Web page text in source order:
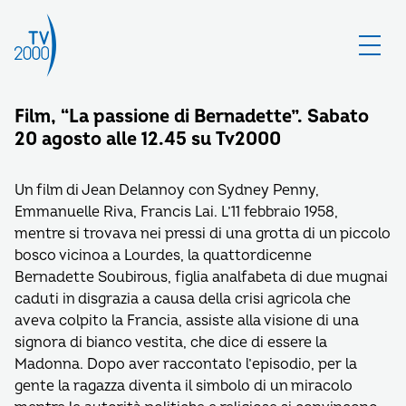
Film, “La passione di Bernadette”. Sabato
20 agosto alle 12.45 su Tv2000
Un film di Jean Delannoy con Sydney Penny,
Emmanuelle Riva, Francis Lai. L’11 febbraio 1958,
mentre si trovava nei pressi di una grotta di un piccolo
bosco vicinoa a Lourdes, la quattordicenne
Bernadette Soubirous, figlia analfabeta di due mugnai
caduti in disgrazia a causa della crisi agricola che
aveva colpito la Francia, assiste alla visione di una
signora di bianco vestita, che dice di essere la
Madonna. Dopo aver raccontato l’episodio, per la
gente la ragazza diventa il simbolo di un miracolo